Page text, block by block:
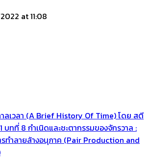
at 11:08
ลเวลา (A Brief History Of Time) โดย สตี
บทที่ 8 กำเนิดและชะตากรรมของจักรวาล :
รทำลายล้างอนุภาค (Pair Production and